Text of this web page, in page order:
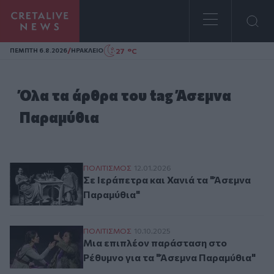
Homepage
ΠΕΜΠΤΗ 6.8.2026/ΗΡΑΚΛΕΙΟ 27 °C
Όλα τα άρθρα του tag Άσεμνα
Παραμύθια
Σε Ιεράπετρα και Χανιά τα "Άσεμνα
ΠΟΛΙΤΙΣΜΟΣ 12.01.2026
Σε Ιεράπετρα και Χανιά τα "Άσεμνα
Παραμύθια"
Μια επιπλέον παράσταση στο Ρέθυμνο
ΠΟΛΙΤΙΣΜΟΣ 10.10.2025
Μια επιπλέον παράσταση στο
Ρέθυμνο για τα "Άσεμνα Παραμύθια"